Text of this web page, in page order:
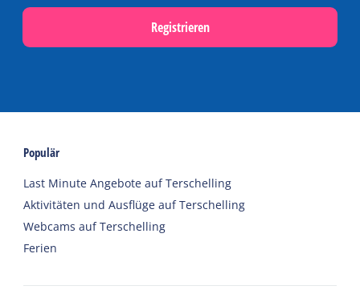
Registrieren
Populär
Last Minute Angebote auf Terschelling
Aktivitäten und Ausflüge auf Terschelling
Webcams auf Terschelling
Ferien